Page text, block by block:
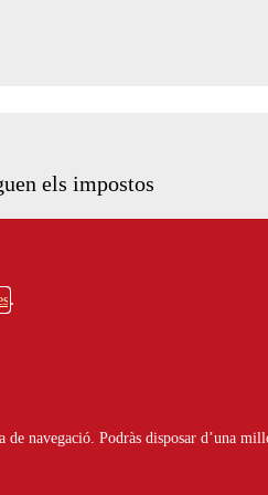
navegació. Podràs disposar d’una
els impostos